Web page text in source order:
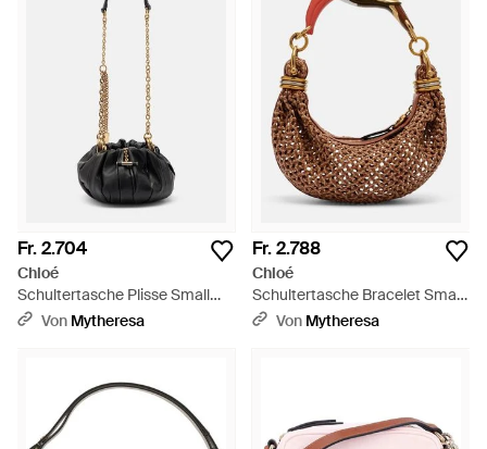
Fr. 2.704
Chloé
Schultertasche Plisse Small
Aus Leder - Weiß
Von Mytheresa
Fr. 2.788
Chloé
Schultertasche Bracelet Small
Aus Leder - Braun
Von Mytheresa